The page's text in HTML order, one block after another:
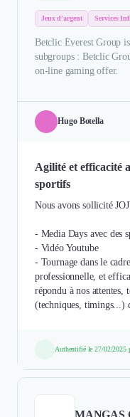
Jeux d'argent Services
Betclic Everest Group
subgroups : Betclic
on-line gaming offer.
Hugo Botella
Agilité et efficacité
sportifs
Nous avons sollicité
- Media Days avec des
- Vidéo Youtube
- Tournage dans le
professionnelle, et
répondu à nos attentes,
(techniques, timings...)
Authentifié le 27/02/2025
MANGAS